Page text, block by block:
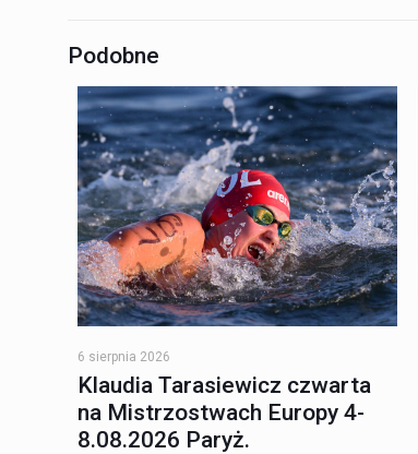
Podobne
6 sierpnia 2026
Klaudia Tarasiewicz czwarta
na Mistrzostwach Europy 4-
8.08.2026 Paryż.